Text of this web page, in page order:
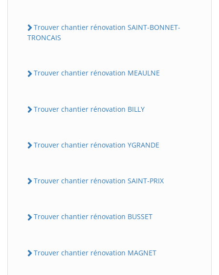
Trouver chantier rénovation SAINT-BONNET-
TRONCAIS
Trouver chantier rénovation MEAULNE
Trouver chantier rénovation BILLY
Trouver chantier rénovation YGRANDE
Trouver chantier rénovation SAINT-PRIX
Trouver chantier rénovation BUSSET
Trouver chantier rénovation MAGNET